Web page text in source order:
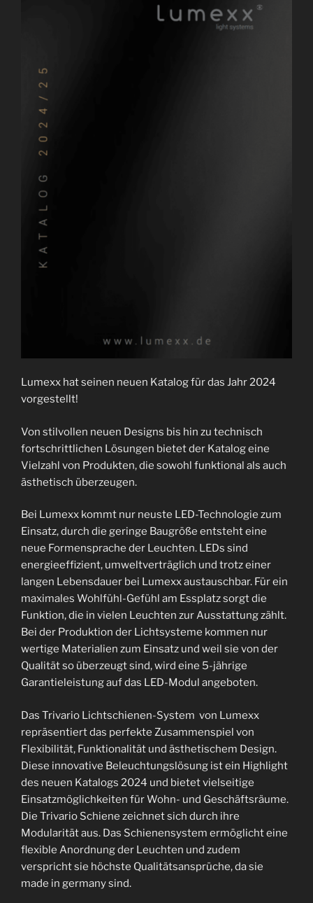
Lumexx hat seinen neuen Katalog für das Jahr 2024
vorgestellt!
Von stilvollen neuen Designs bis hin zu technisch
fortschrittlichen Lösungen bietet der Katalog eine
Vielzahl von Produkten, die sowohl funktional als auch
ästhetisch überzeugen.
Bei Lumexx kommt nur neuste LED-Technologie zum
Einsatz, durch die geringe Baugröße entsteht eine
neue Formensprache der Leuchten. LEDs sind
energieeffizient, umweltverträglich und trotz einer
langen Lebensdauer bei Lumexx austauschbar. Für ein
maximales Wohlfühl-Gefühl am Essplatz sorgt die
Funktion, die in vielen Leuchten zur Ausstattung zählt.
Bei der Produktion der Lichtsysteme kommen nur
wertige Materialien zum Einsatz und weil sie von der
Qualität so überzeugt sind, wird eine 5-jährige
Garantieleistung auf das LED-Modul angeboten.
Das Trivario Lichtschienen-System von Lumexx
repräsentiert das perfekte Zusammenspiel von
Flexibilität, Funktionalität und ästhetischem Design.
Diese innovative Beleuchtungslösung ist ein Highlight
des neuen Katalogs 2024 und bietet vielseitige
Einsatzmöglichkeiten für Wohn- und Geschäftsräume.
Die Trivario Schiene zeichnet sich durch ihre
Modularität aus. Das Schienensystem ermöglicht eine
flexible Anordnung der Leuchten und zudem
verspricht sie höchste Qualitätsansprüche, da sie
made in germany sind.